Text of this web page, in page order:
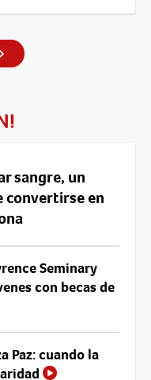
sangre, un
convertirse en
Seminary
con becas de
Paz: cuando la